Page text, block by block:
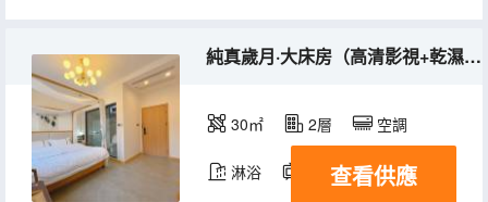
純真歲月·大床房（高清影視+乾濕分離）
30㎡ 2層 空調
淋浴 電視機
查看供應